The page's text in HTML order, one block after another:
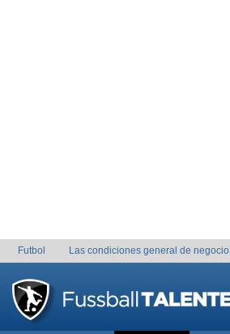
Futbol Las condiciones general de negocio